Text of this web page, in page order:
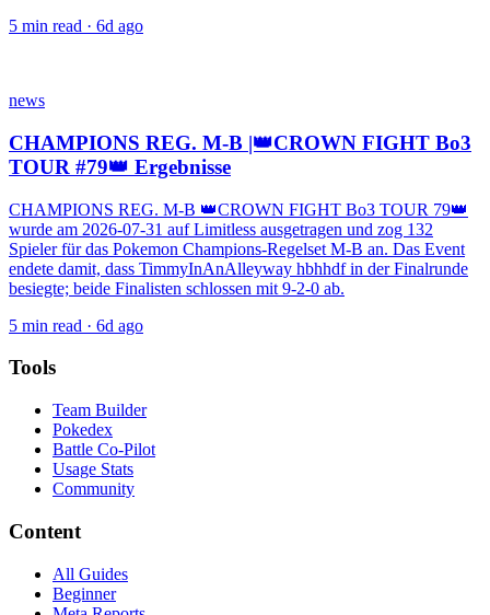
5 min read · 6d ago
news
CHAMPIONS REG. M-B |👑CROWN FIGHT Bo3
TOUR #79👑 Ergebnisse
CHAMPIONS REG. M-B 👑CROWN FIGHT Bo3 TOUR 79👑
wurde am 2026-07-31 auf Limitless ausgetragen und zog 132
Spieler für das Pokemon Champions-Regelset M-B an. Das Event
endete damit, dass TimmyInAnAlleyway hbhhdf in der Finalrunde
besiegte; beide Finalisten schlossen mit 9-2-0 ab.
5 min read · 6d ago
Tools
Team Builder
Pokedex
Battle Co-Pilot
Usage Stats
Community
Content
All Guides
Beginner